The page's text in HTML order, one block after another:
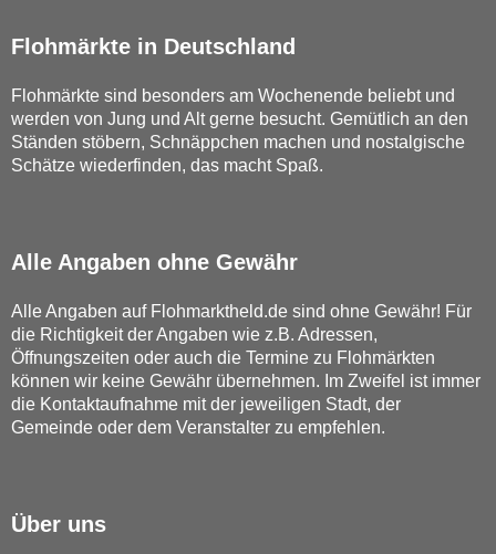
Flohmärkte in Deutschland
Flohmärkte sind besonders am Wochenende beliebt und
werden von Jung und Alt gerne besucht. Gemütlich an den
Ständen stöbern, Schnäppchen machen und nostalgische
Schätze wiederfinden, das macht Spaß.
Alle Angaben ohne Gewähr
Alle Angaben auf Flohmarktheld.de sind ohne Gewähr! Für
die Richtigkeit der Angaben wie z.B. Adressen,
Öffnungszeiten oder auch die Termine zu Flohmärkten
können wir keine Gewähr übernehmen. Im Zweifel ist immer
die Kontaktaufnahme mit der jeweiligen Stadt, der
Gemeinde oder dem Veranstalter zu empfehlen.
Über uns